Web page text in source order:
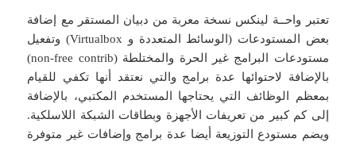
تعتبر واحــة لينكس نسخة معربة من دبيان المستقر مع إضافة
بعض المستودعات (الوسائط المتعددة و Virtualbox) وتفعيل
مستودعات البرامج غير الحرة والمختلطة (non-free contrib)
بالإضافة لاحتوائها عدة برامج والتي نعتقد أنها تكفي للقيام
بمعظم الوظائف التي يحتاجها المستخدم المكتبي، بالإضافة
إلى كم كبير من تعريفات الأجهزة وبطاقات الشبكة اللاسلكية.
ويضم مستودع التوزيعة أيضا عدة برامج وإضافات غير متوفرة